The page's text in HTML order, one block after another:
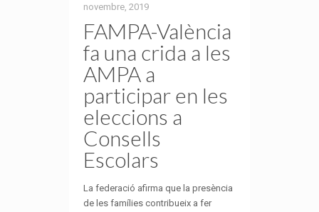
novembre, 2019
FAMPA-València
fa una crida a les
AMPA a
participar en les
eleccions a
Consells
Escolars
La federació afirma que la presència
de les famílies contribueix a fer